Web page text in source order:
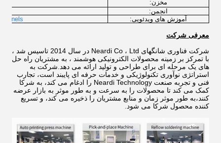
مخزن:
انجمن:
آموزش های ویدئویی:
معرفی شرکت
شرکت فناوری شانگهای Neardi Co ، Ltd در سال 2014 تاسیس شد ،
با تمرکز بر زمینه محصولات الکترونیکی هوشمند ، به مشتریان راه حل
های یک مرحله ای برای طراحی و تولید ارائه می دهد.شرکت به
استراتژی نوآوری تکنولوژیکی و خدمات حرفه ای پایبند است، تجارب
فنی و تجربه صنعت Neardi Technology را ادغام می کند، به شرکا
کمک می کند تا محصولات را به سرعت و به طور موثر به بازار عرضه
کنند،به طور موثر زمان و منابع مشتریان را ذخیره می کند، و تسریع
کننده محصول شرکا می شود.